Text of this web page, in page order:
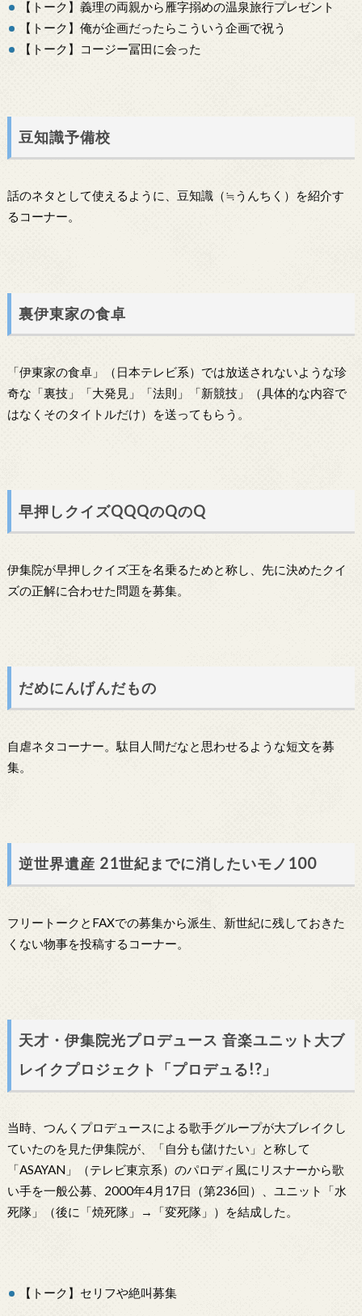
【トーク】義理の両親から雁字搦めの温泉旅行プレゼント
【トーク】俺が企画だったらこういう企画で祝う
【トーク】コージー冨田に会った
豆知識予備校
話のネタとして使えるように、豆知識（≒うんちく）を紹介す
るコーナー。
裏伊東家の食卓
「伊東家の食卓」（日本テレビ系）では放送されないような珍
奇な「裏技」「大発見」「法則」「新競技」（具体的な内容で
はなくそのタイトルだけ）を送ってもらう。
早押しクイズQQQのQのQ
伊集院が早押しクイズ王を名乗るためと称し、先に決めたクイ
ズの正解に合わせた問題を募集。
だめにんげんだもの
自虐ネタコーナー。駄目人間だなと思わせるような短文を募
集。
逆世界遺産 21世紀までに消したいモノ100
フリートークとFAXでの募集から派生、新世紀に残しておきた
くない物事を投稿するコーナー。
天才・伊集院光プロデュース 音楽ユニット大ブ
レイクプロジェクト「プロデュる!?」
当時、つんくプロデュースによる歌手グループが大ブレイクし
ていたのを見た伊集院が、「自分も儲けたい」と称して
「ASAYAN」（テレビ東京系）のパロディ風にリスナーから歌
い手を一般公募、2000年4月17日（第236回）、ユニット「水
死隊」（後に「焼死隊」→「変死隊」）を結成した。
【トーク】セリフや絶叫募集